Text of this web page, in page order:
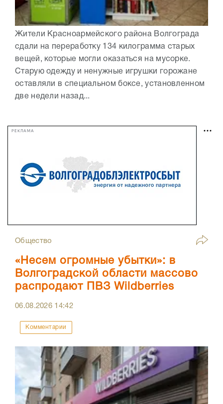
Жители Красноармейского района Волгограда
сдали на переработку 134 килограмма старых
вещей, которые могли оказаться на мусорке.
Старую одежду и ненужные игрушки горожане
оставляли в специальном боксе, установленном
две недели назад...
РЕКЛАМА
Общество
«Несем огромные убытки»: в
Волгоградской области массово
распродают ПВЗ Wildberries
06.08.2026 14:42
Комментарии